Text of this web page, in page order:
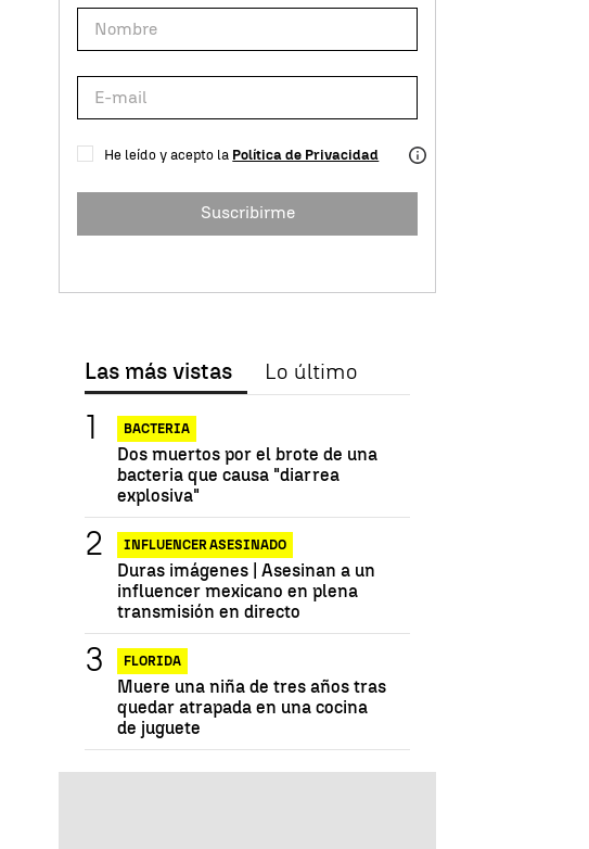
He leído y acepto la Política de Privacidad
Suscribirme
Las más vistas Lo último
BACTERIA
Dos muertos por el brote de una
bacteria que causa "diarrea
explosiva"
INFLUENCER ASESINADO
Duras imágenes | Asesinan a un
influencer mexicano en plena
transmisión en directo
FLORIDA
Muere una niña de tres años tras
quedar atrapada en una cocina
de juguete